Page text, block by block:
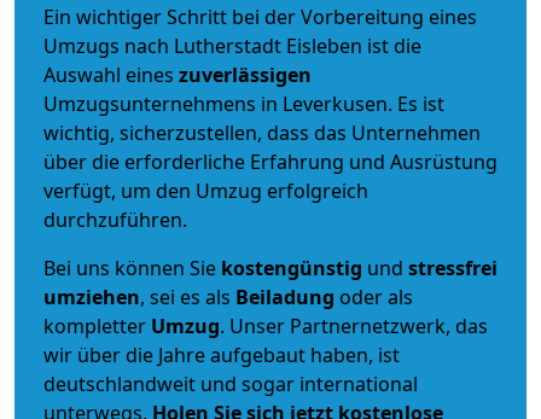
Ein wichtiger Schritt bei der Vorbereitung eines
Umzugs nach Lutherstadt Eisleben ist die
Auswahl eines zuverlässigen
Umzugsunternehmens in Leverkusen. Es ist
wichtig, sicherzustellen, dass das Unternehmen
über die erforderliche Erfahrung und Ausrüstung
verfügt, um den Umzug erfolgreich
durchzuführen.
Bei uns können Sie kostengünstig und stressfrei
umziehen, sei es als Beiladung oder als
kompletter Umzug. Unser Partnernetzwerk, das
wir über die Jahre aufgebaut haben, ist
deutschlandweit und sogar international
unterwegs. Holen Sie sich jetzt kostenlose